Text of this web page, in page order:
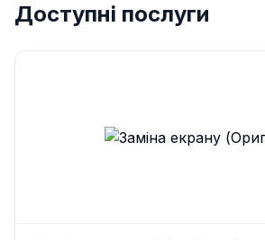
Доступні послуги